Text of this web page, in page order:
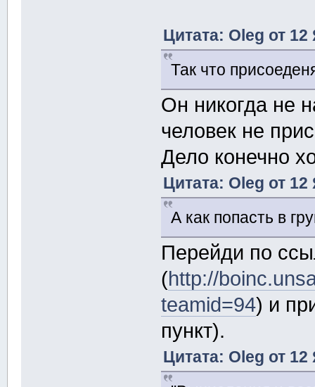
Цитата: Oleg от
Так что
Он никогда не
человек не
Дело конечно
Цитата: Oleg от
А как попасть в
Перейди по
(http://
teamid=94) и
пункт).
Цитата: Oleg от